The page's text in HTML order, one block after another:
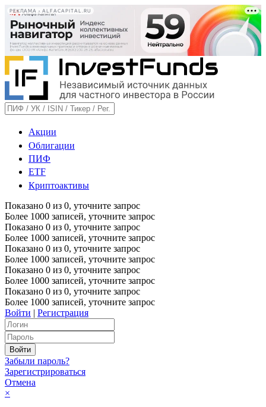
РЕКЛАМА • ALFACAPITAL.RU
Акции
Облигации
ПИФ
ETF
Криптоактивы
Показано 0 из 0, уточните запрос
Более 1000 записей, уточните запрос
Показано 0 из 0, уточните запрос
Более 1000 записей, уточните запрос
Показано 0 из 0, уточните запрос
Более 1000 записей, уточните запрос
Показано 0 из 0, уточните запрос
Более 1000 записей, уточните запрос
Показано 0 из 0, уточните запрос
Более 1000 записей, уточните запрос
Войти | Регистрация
Забыли пароль?
Зарегистрироваться
Отмена
×